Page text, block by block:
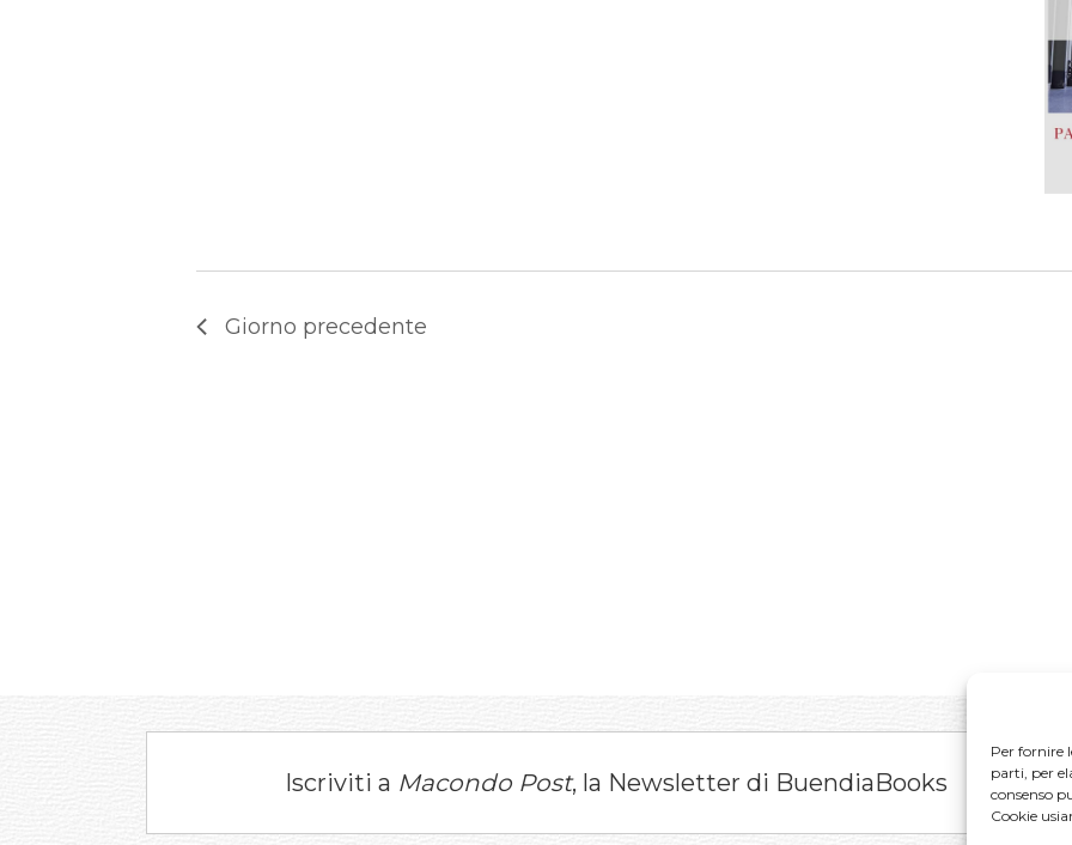
Per fornire
parti, per
consenso
Cookie
Giorno precedente
Iscriviti a Macondo Post, la Newsletter di BuendiaBooks